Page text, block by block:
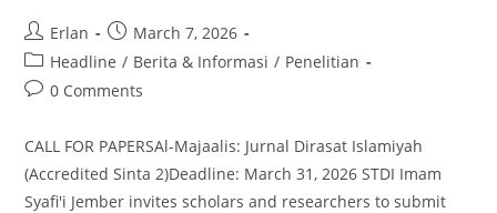
Post
author:
Erlan
Post
published:
March 7, 2026
Post
category:
Headline / Berita & Informasi / Penelitian
Post0 Comments
CALL FOR PAPERSAl-Majaalis: Jurnal Dirasat Islamiyah
(Accredited Sinta 2)Deadline: March 31, 2026 STDI Imam
Syafi'i Jember invites scholars and researchers to submit